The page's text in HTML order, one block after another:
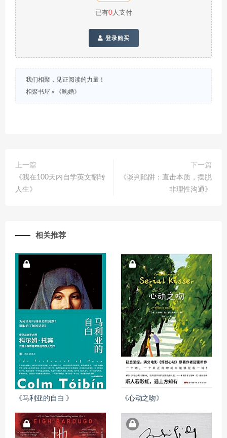
已有0人支付
登录购买
我们相聚，见证阅读的力量！
相聚书屋 » 《晚婚》
上一篇
《我在100天内自学英文翻转
人生》
下一篇
《谈判陷阱：直击本质，摆脱
非理性沟通》
相关推荐
《马利亚的自白 》 《心动之吻》